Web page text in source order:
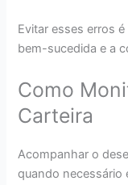
Evitar esses erros
bem-sucedida e a
Como
Carteira
Acompanhar o
quando necessário